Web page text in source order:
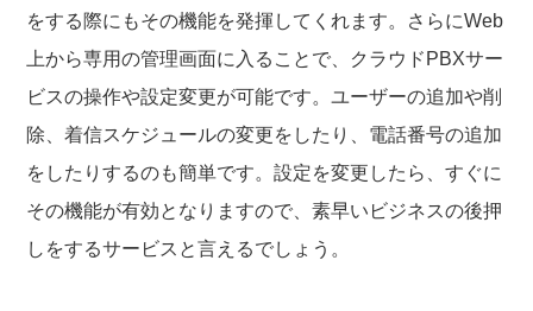
をする際にもその機能を発揮してくれます。さらにWeb
上から専用の管理画面に入ることで、クラウドPBXサー
ビスの操作や設定変更が可能です。ユーザーの追加や削
除、着信スケジュールの変更をしたり、電話番号の追加
をしたりするのも簡単です。設定を変更したら、すぐに
その機能が有効となりますので、素早いビジネスの後押
しをするサービスと言えるでしょう。